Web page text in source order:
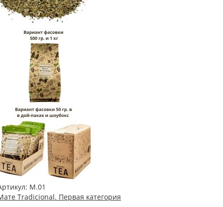
М.01
Tradicional. Первая категория